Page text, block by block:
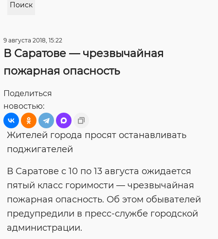
Поиск
9 августа 2018, 15:22
В Саратове — чрезвычайная
пожарная опасность
Поделиться
новостью:
Жителей города просят останавливать
поджигателей
В Саратове с 10 по 13 августа ожидается
пятый класс горимости — чрезвычайная
пожарная опасность. Об этом обывателей
предупредили в пресс-службе городской
администрации.